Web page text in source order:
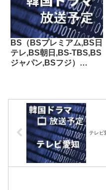
BS（BSプレミアム,BS日
テレ,BS朝日,BS-TBS,BS
ジャパン,BSフジ）
テレビ